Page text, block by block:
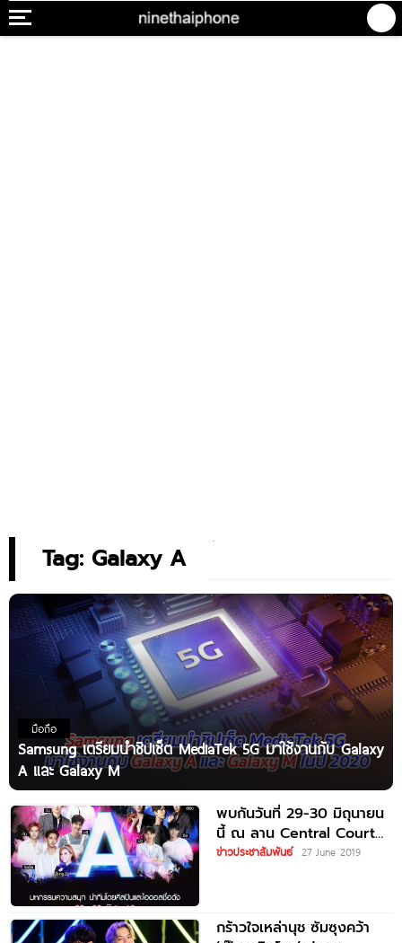
Tag: Galaxy A
มือถือ
Samsung เตรียมนำชิปเซ็ต MediaTek 5G มาใช้งานกับ Galaxy
A และ Galaxy M
พบกันวันที่ 29-30 มิถุนายน
นี้ ณ ลาน Central Court
ชั้น G
ข่าวประชาสัมพันธ์ 27 June 2019
กร้าวใจเหล่านุช ซัมซุงคว้า